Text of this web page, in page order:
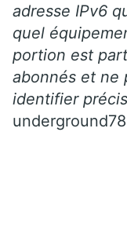
adresse IPv6
quel
portion est
abonnés et ne
identifier